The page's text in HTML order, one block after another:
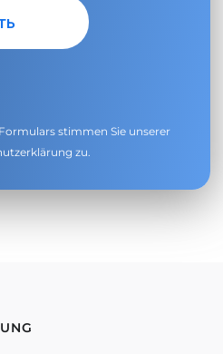
stimmen Sie unserer
zu.